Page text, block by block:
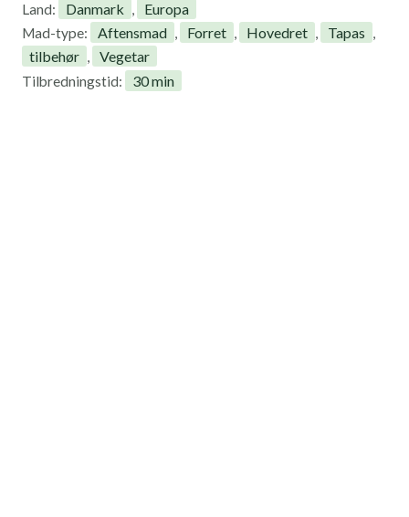
Land: Danmark , Europa
Mad-type: Aftensmad , Forret , Hovedret , Tapas ,
tilbehør , Vegetar
Tilbredningstid: 30 min